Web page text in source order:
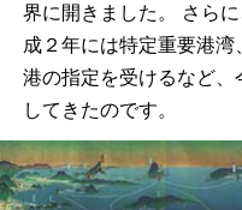
界に開きました。 さら
成２年には特定重要港
港の指定を受けるなど
してきたのです。